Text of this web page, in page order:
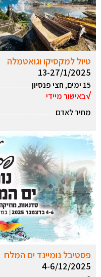
טיול למקסיקו וגואטמלה
13-27/1/2025
15 ימים, חצי פנסיון
√באישור מיידי
מחיר לאדם
פסטיבל נומיינד ים המלח
4-6/12/2025